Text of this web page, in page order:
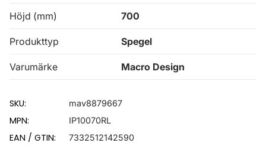
Höjd (mm) 700
Produkttyp Spegel
Varumärke Macro Design
SKU: mav8879667
MPN: IP10070RL
EAN / GTIN: 7332512142590